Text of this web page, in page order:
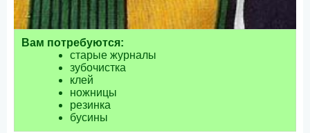
Вам потребуются:
старые журналы
зубочистка
клей
ножницы
резинка
бусины